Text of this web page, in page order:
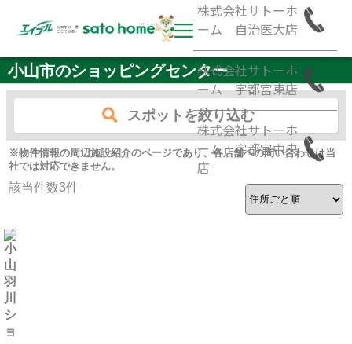
株式会社サトーホ
ーム 自治医大店
株式会社サトーホ
ーム 宇都宮東店
株式会社サトーホ
ーム 宇都宮中央
店
小山市のショッピングセンター
スポットを絞り込む
※物件情報の周辺施設紹介のページであり、各店舗への問い合わせは当
社では対応できません。
該当件数3件